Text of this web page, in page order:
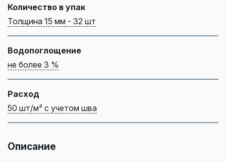
Количество в упак
Толщина 15 мм - 32 шт
Водопоглощение
не более 3 %
Расход
50 шт/м² с учетом шва
Описание